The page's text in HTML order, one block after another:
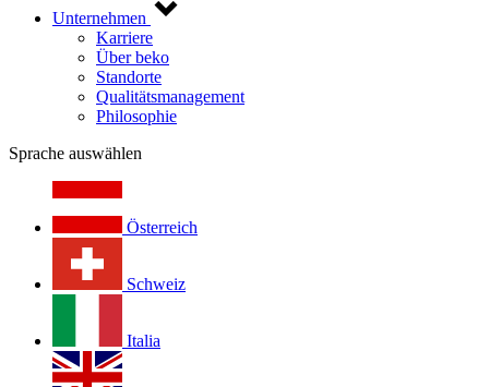
Unternehmen
Karriere
Über beko
Standorte
Qualitätsmanagement
Philosophie
Sprache auswählen
Österreich
Schweiz
Italia